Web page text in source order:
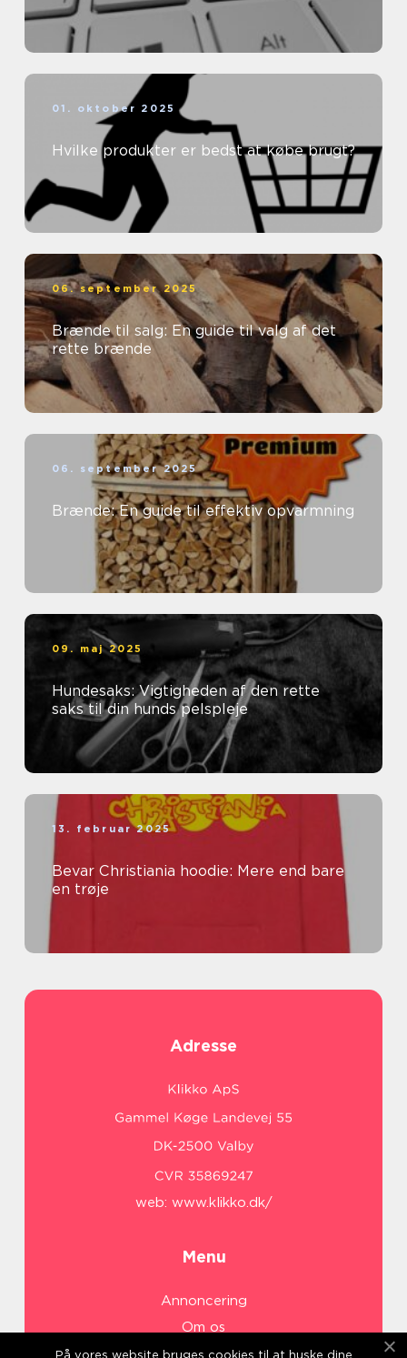
01. oktober 2025
Hvilke produkter er bedst at købe brugt?
06. september 2025
Brænde til salg: En guide til valg af det
rette brænde
06. september 2025
Brænde: En guide til effektiv opvarmning
09. maj 2025
Hundesaks: Vigtigheden af den rette
saks til din hunds pelspleje
13. februar 2025
Bevar Christiania hoodie: Mere end bare
en trøje
Adresse
web: www.klikko.dk/
Menu
Annoncering
Om os
Cookies
På vores website bruges cookies til at huske dine